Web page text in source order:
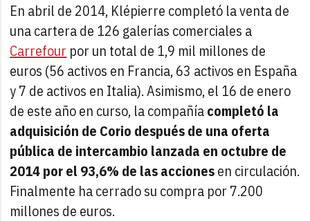
En abril de 2014, Klépierre completó la venta de
una cartera de 126 galerías comerciales a
Carrefour por un total de 1,9 mil millones de
euros (56 activos en Francia, 63 activos en España
y 7 de activos en Italia). Asimismo, el 16 de enero
de este año en curso, la compañíacompletó la
adquisición de Corio después de una oferta
pública de intercambio lanzada en octubre de
2014 por el 93,6% de las accionesen circulación.
Finalmente ha cerrado su compra por 7.200
millones de euros.